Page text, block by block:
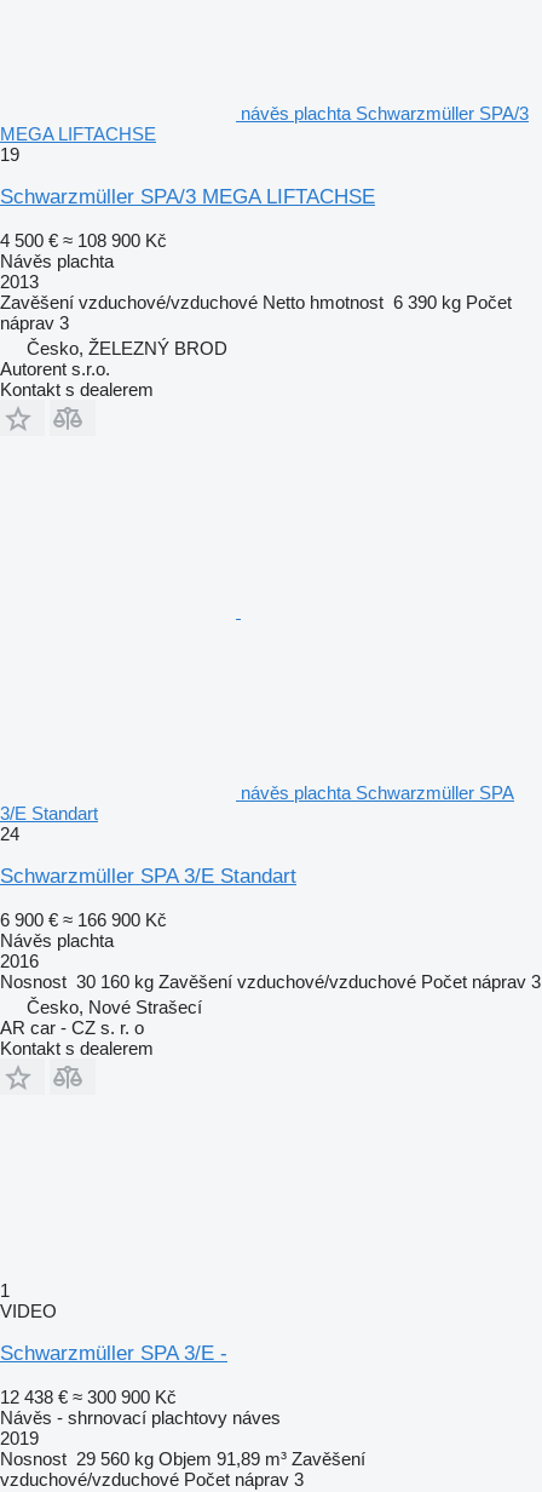
návěs plachta Schwarzmüller SPA/3
MEGA LIFTACHSE
19
Schwarzmüller SPA/3 MEGA LIFTACHSE
4 500 € ≈ 108 900 Kč
Návěs plachta
2013
Zavěšení vzduchové/vzduchové Netto hmotnost 6 390 kg Počet
náprav 3
Česko, ŽELEZNÝ BROD
Autorent s.r.o.
Kontakt s dealerem
návěs plachta Schwarzmüller SPA
3/E Standart
24
Schwarzmüller SPA 3/E Standart
6 900 € ≈ 166 900 Kč
Návěs plachta
2016
Nosnost 30 160 kg Zavěšení vzduchové/vzduchové Počet náprav 3
Česko, Nové Strašecí
AR car - CZ s. r. o
Kontakt s dealerem
1
VIDEO
Schwarzmüller SPA 3/E -
12 438 € ≈ 300 900 Kč
Návěs - shrnovací plachtovy náves
2019
Nosnost 29 560 kg Objem 91,89 m³ Zavěšení
vzduchové/vzduchové Počet náprav 3